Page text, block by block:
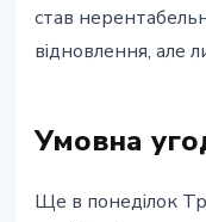
став
відновлення, але
Умовна
Ще в понеділок